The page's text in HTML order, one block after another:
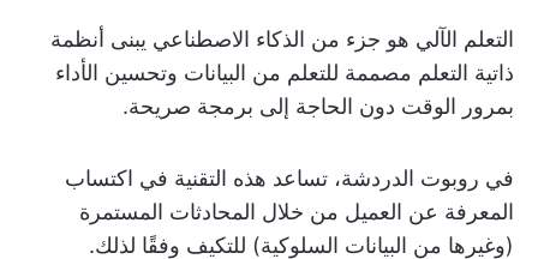
التعلم الآلي هو جزء من الذكاء الاصطناعي يبنى أنظمة
ذاتية التعلم مصممة للتعلم من البيانات وتحسين الأداء
بمرور الوقت دون الحاجة إلى برمجة صريحة.
في روبوت الدردشة، تساعد هذه التقنية في اكتساب
المعرفة عن العميل من خلال المحادثات المستمرة
(وغيرها من البيانات السلوكية) للتكيف وفقًا لذلك.